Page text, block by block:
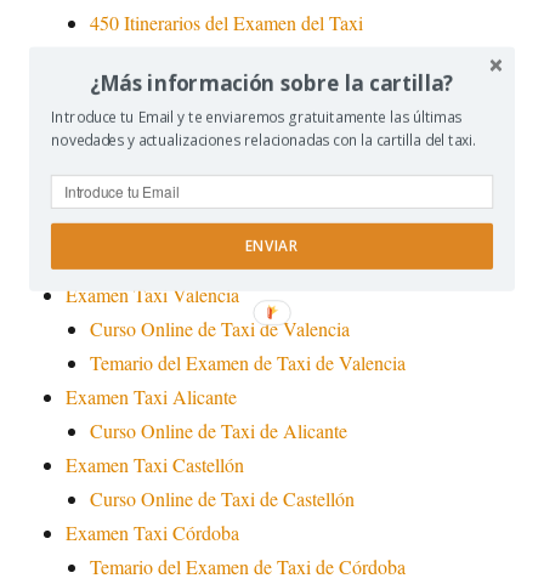
450 Itinerarios del Examen del Taxi
Nuevos requisitos Cartilla de Taxi
Examen Taxi Barcelona
Curso Online de Taxi de Barcelona
Curso Online Credencial Taxi Barcelona Bloque 1
Curso Online Credencial Taxi Barcelona Bloque 2
Cursos Credencial del Taxi
Examen Taxi Valencia
Curso Online de Taxi de Valencia
Temario del Examen de Taxi de Valencia
Examen Taxi Alicante
Curso Online de Taxi de Alicante
Examen Taxi Castellón
Curso Online de Taxi de Castellón
Examen Taxi Córdoba
Temario del Examen de Taxi de Córdoba
¿Más información sobre la cartilla?
Introduce tu Email y te enviaremos gratuitamente las últimas
novedades y actualizaciones relacionadas con la cartilla del taxi.
ENVIAR